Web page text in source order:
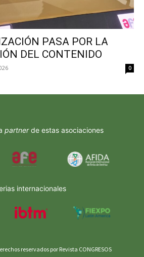
PASA POR LA
DEL CONTENIDO
0
partnerde estas asociaciones
internacionales
reservados por Revista CONGRESOS